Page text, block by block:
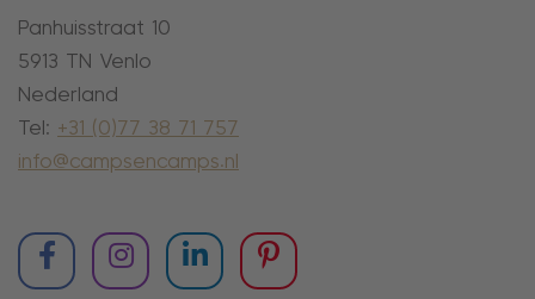
Panhuisstraat 10
5913 TN Venlo
Nederland
Tel: +31 (0)77 38 71 757
info@campsencamps.nl